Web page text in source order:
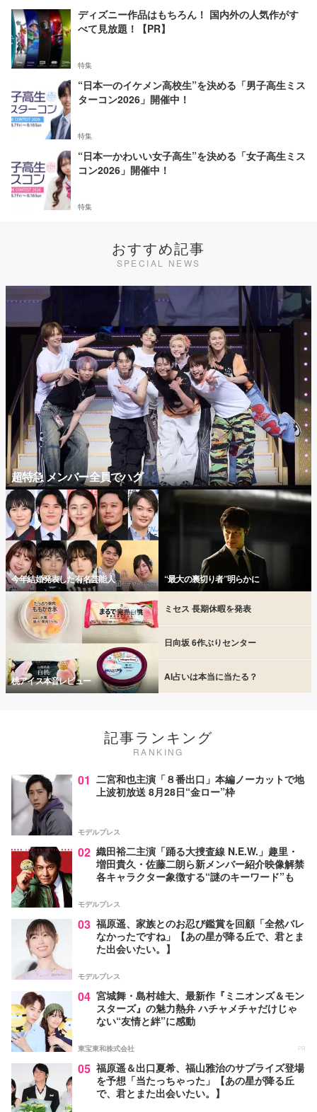
ディズニー作品はもちろん！ 国内外の人気作がす
べて見放題！【PR】
特集
“日本一のイケメン高校生”を決める「男子高生ミス
ターコン2026」開催中！
特集
“日本一かわいい女子高生”を決める「女子高生ミス
コン2026」開催中！
特集
おすすめ記事
SPECIAL NEWS
超特急 メンバー全員でハグ
今年結婚発表した有名芸能人 “最大の裏切り者”明らかに
桃アイス本音レビュー
ミセス 長期休暇を発表
日向坂 6作ぶりセンター
AI占いは本当に当たる？
記事ランキング
RANKING
01 二宮和也主演「８番出口」本編ノーカットで地
上波初放送 8月28日“金ロー”枠
モデルプレス
02 織田裕二主演「踊る大捜査線 N.E.W.」趣里・
増田貴久・佐藤二朗ら新メンバー紹介映像解禁
各キャラクター象徴する“謎のキーワード”も
モデルプレス
03 福原遥、家族とのお忍び鑑賞を回顧「全然バレ
なかったですね」【あの星が降る丘で、君とま
た出会いたい。】
モデルプレス
04 宮城舞・島村雄大、最新作『ミニオンズ＆モン
スターズ』の魅力熱弁 ハチャメチャだけじゃ
ない“友情と絆”に感動
東宝東和株式会社 PR
05 福原遥＆出口夏希、福山雅治のサプライズ登場
を予想「当たっちゃった」【あの星が降る丘
で、君とまた出会いたい。】